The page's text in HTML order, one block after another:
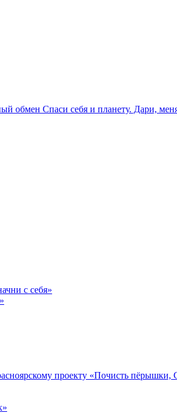
обмен Спаси себя и планету. Дари,
с себя»
проекту «Почисть пёрышки,